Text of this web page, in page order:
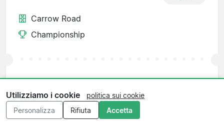
Carrow Road
Championship
Prezzo da
156 €
Utilizziamo i cookie
politica sui cookie
Personalizza
Rifiuta Accetta